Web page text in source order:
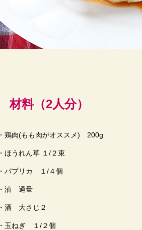
材料（2人分）
・鶏肉(もも肉がオススメ) 200g
・ほうれん草 １/２束
・パプリカ １/４個
・油 適量
・酒 大さじ２
・玉ねぎ １/２個